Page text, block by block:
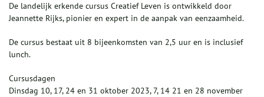
De landelijk erkende cursus Creatief Leven is ontwikkeld door
Jeannette Rijks, pionier en expert in de aanpak van eenzaamheid.
De cursus bestaat uit 8 bijeenkomsten van 2,5 uur en is inclusief
lunch.
Cursusdagen
Dinsdag 10, 17, 24 en 31 oktober 2023, 7, 14 21 en 28 november